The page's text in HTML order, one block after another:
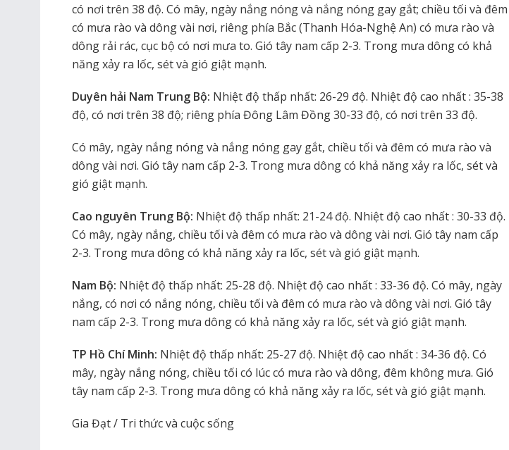
có nơi trên 38 độ. Có mây, ngày nắng nóng và nắng nóng gay gắt; chiều tối và đêm
có mưa rào và dông vài nơi, riêng phía Bắc (Thanh Hóa-Nghệ An) có mưa rào và
dông rải rác, cục bộ có nơi mưa to. Gió tây nam cấp 2-3. Trong mưa dông có khả
năng xảy ra lốc, sét và gió giật mạnh.
Duyên hải Nam Trung Bộ: Nhiệt độ thấp nhất: 26-29 độ. Nhiệt độ cao nhất : 35-38
độ, có nơi trên 38 độ; riêng phía Đông Lâm Đồng 30-33 độ, có nơi trên 33 độ.
Có mây, ngày nắng nóng và nắng nóng gay gắt, chiều tối và đêm có mưa rào và
dông vài nơi. Gió tây nam cấp 2-3. Trong mưa dông có khả năng xảy ra lốc, sét và
gió giật mạnh.
Cao nguyên Trung Bộ: Nhiệt độ thấp nhất: 21-24 độ. Nhiệt độ cao nhất : 30-33 độ.
Có mây, ngày nắng, chiều tối và đêm có mưa rào và dông vài nơi. Gió tây nam cấp
2-3. Trong mưa dông có khả năng xảy ra lốc, sét và gió giật mạnh.
Nam Bộ: Nhiệt độ thấp nhất: 25-28 độ. Nhiệt độ cao nhất : 33-36 độ. Có mây, ngày
nắng, có nơi có nắng nóng, chiều tối và đêm có mưa rào và dông vài nơi. Gió tây
nam cấp 2-3. Trong mưa dông có khả năng xảy ra lốc, sét và gió giật mạnh.
TP Hồ Chí Minh: Nhiệt độ thấp nhất: 25-27 độ. Nhiệt độ cao nhất : 34-36 độ. Có
mây, ngày nắng nóng, chiều tối có lúc có mưa rào và dông, đêm không mưa. Gió
tây nam cấp 2-3. Trong mưa dông có khả năng xảy ra lốc, sét và gió giật mạnh.
Gia Đạt / Tri thức và cuộc sống